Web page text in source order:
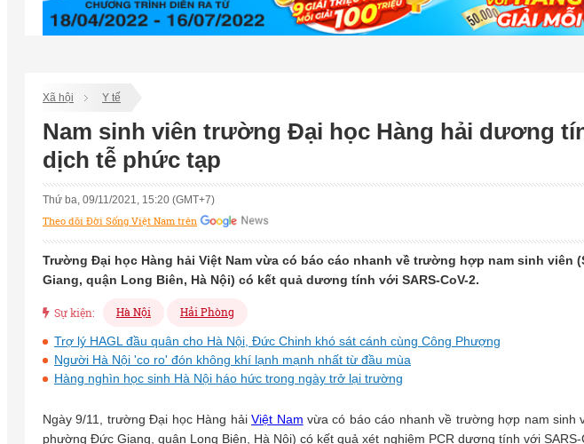
Xã hội Y tế
Nam sinh viên trường Đại học Hàng hải dương
dịch tễ phức tạp
Thứ ba, 09/11/2021, 15:20 (GMT+7)
Theo dõi Đời Sống Việt Nam trên
Trường Đại học Hàng hải Việt Nam vừa có báo cáo nhanh về trường hợp nam sinh viên
Giang, quận Long Biên, Hà Nội) có kết quả dương tính với SARS-CoV-2.
Sự kiện: Hà Nội Hải Phòng
Trợ lý HAGL đầu quân cho Hà Nội, Đức Chinh khó sát cánh cùng Công Phượng
Người Hà Nội 'co ro' đón không khí lạnh mạnh nhất từ đầu mùa
Hàng nghìn học sinh Hà Nội háo hức trong ngày trở lại trường
Ngày 9/11, trường Đại học Hàng hảiViệt Nam vừa có báo cáo nhanh về trường hợp nam sinh
phường Đức Giang, quận Long Biên, Hà Nội) có kết quả xét nghiệm PCR dương tính với